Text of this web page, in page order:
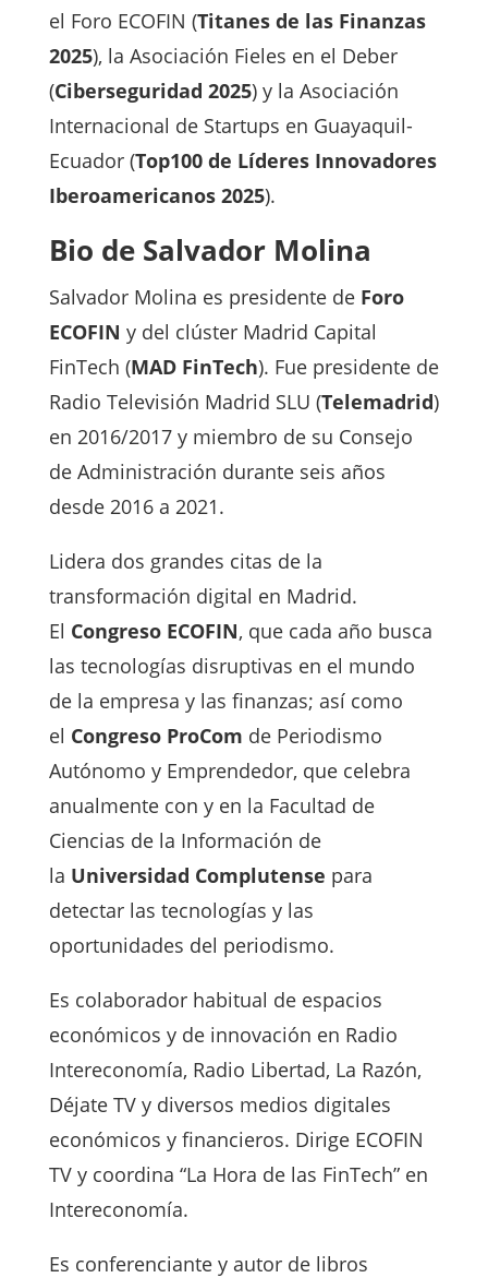
el Foro ECOFIN (Titanes de las Finanzas
2025), la Asociación Fieles en el Deber
(Ciberseguridad 2025) y la Asociación
Internacional de Startups en Guayaquil-
Ecuador (Top100 de Líderes Innovadores
Iberoamericanos 2025).
Bio de Salvador Molina
Salvador Molina es presidente de Foro
ECOFIN y del clúster Madrid Capital
FinTech (MAD FinTech). Fue presidente de
Radio Televisión Madrid SLU (Telemadrid)
en 2016/2017 y miembro de su Consejo
de Administración durante seis años
desde 2016 a 2021.
Lidera dos grandes citas de la
transformación digital en Madrid.
El Congreso ECOFIN, que cada año busca
las tecnologías disruptivas en el mundo
de la empresa y las finanzas; así como
el Congreso ProCom de Periodismo
Autónomo y Emprendedor, que celebra
anualmente con y en la Facultad de
Ciencias de la Información de
la Universidad Complutense para
detectar las tecnologías y las
oportunidades del periodismo.
Es colaborador habitual de espacios
económicos y de innovación en Radio
Intereconomía, Radio Libertad, La Razón,
Déjate TV y diversos medios digitales
económicos y financieros. Dirige ECOFIN
TV y coordina “La Hora de las FinTech” en
Intereconomía.
Es conferenciante y autor de libros